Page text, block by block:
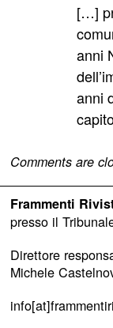
[…]
anni
anni
Comments are
Frammenti
presso il
Direttore
Michele